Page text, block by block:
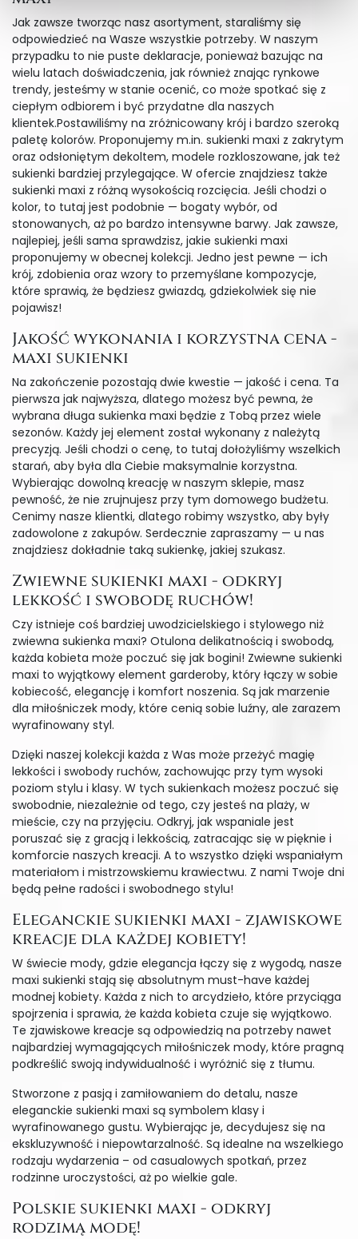
Jak zawsze tworząc nasz asortyment, staraliśmy się
odpowiedzieć na Wasze wszystkie potrzeby. W naszym
przypadku to nie puste deklaracje, ponieważ bazując na
wielu latach doświadczenia, jak również znając rynkowe
trendy, jesteśmy w stanie ocenić, co może spotkać się z
ciepłym odbiorem i być przydatne dla naszych
klientek.Postawiliśmy na zróżnicowany krój i bardzo szeroką
paletę kolorów. Proponujemy m.in. sukienki maxi z zakrytym
oraz odsłoniętym dekoltem, modele rozkloszowane, jak też
sukienki bardziej przylegające. W ofercie znajdziesz także
sukienki maxi z różną wysokością rozcięcia. Jeśli chodzi o
kolor, to tutaj jest podobnie — bogaty wybór, od
stonowanych, aż po bardzo intensywne barwy. Jak zawsze,
najlepiej, jeśli sama sprawdzisz, jakie sukienki maxi
proponujemy w obecnej kolekcji. Jedno jest pewne — ich
krój, zdobienia oraz wzory to przemyślane kompozycje,
które sprawią, że będziesz gwiazdą, gdziekolwiek się nie
pojawisz!
Jakość wykonania i korzystna cena -
maxi sukienki
Na zakończenie pozostają dwie kwestie — jakość i cena. Ta
pierwsza jak najwyższa, dlatego możesz być pewna, że
wybrana długa sukienka maxi będzie z Tobą przez wiele
sezonów. Każdy jej element został wykonany z należytą
precyzją. Jeśli chodzi o cenę, to tutaj dołożyliśmy wszelkich
starań, aby była dla Ciebie maksymalnie korzystna.
Wybierając dowolną kreację w naszym sklepie, masz
pewność, że nie zrujnujesz przy tym domowego budżetu.
Cenimy nasze klientki, dlatego robimy wszystko, aby były
zadowolone z zakupów. Serdecznie zapraszamy — u nas
znajdziesz dokładnie taką sukienkę, jakiej szukasz.
Zwiewne sukienki maxi - odkryj
lekkość i swobodę ruchów!
Czy istnieje coś bardziej uwodzicielskiego i stylowego niż
zwiewna sukienka maxi? Otulona delikatnością i swobodą,
każda kobieta może poczuć się jak bogini! Zwiewne sukienki
maxi to wyjątkowy element garderoby, który łączy w sobie
kobiecość, elegancję i komfort noszenia. Są jak marzenie
dla miłośniczek mody, które cenią sobie luźny, ale zarazem
wyrafinowany styl.
Dzięki naszej kolekcji każda z Was może przeżyć magię
lekkości i swobody ruchów, zachowując przy tym wysoki
poziom stylu i klasy. W tych sukienkach możesz poczuć się
swobodnie, niezależnie od tego, czy jesteś na plaży, w
mieście, czy na przyjęciu. Odkryj, jak wspaniale jest
poruszać się z gracją i lekkością, zatracając się w pięknie i
komforcie naszych kreacji. A to wszystko dzięki wspaniałym
materiałom i mistrzowskiemu krawiectwu. Z nami Twoje dni
będą pełne radości i swobodnego stylu!
Eleganckie sukienki maxi - zjawiskowe
kreacje dla każdej kobiety!
W świecie mody, gdzie elegancja łączy się z wygodą, nasze
maxi sukienki stają się absolutnym must-have każdej
modnej kobiety. Każda z nich to arcydzieło, które przyciąga
spojrzenia i sprawia, że każda kobieta czuje się wyjątkowo.
Te zjawiskowe kreacje są odpowiedzią na potrzeby nawet
najbardziej wymagających miłośniczek mody, które pragną
podkreślić swoją indywidualność i wyróżnić się z tłumu.
Stworzone z pasją i zamiłowaniem do detalu, nasze
eleganckie sukienki maxi są symbolem klasy i
wyrafinowanego gustu. Wybierając je, decydujesz się na
ekskluzywność i niepowtarzalność. Są idealne na wszelkiego
rodzaju wydarzenia – od casualowych spotkań, przez
rodzinne uroczystości, aż po wielkie gale.
Polskie sukienki maxi - odkryj
rodzimą modę!